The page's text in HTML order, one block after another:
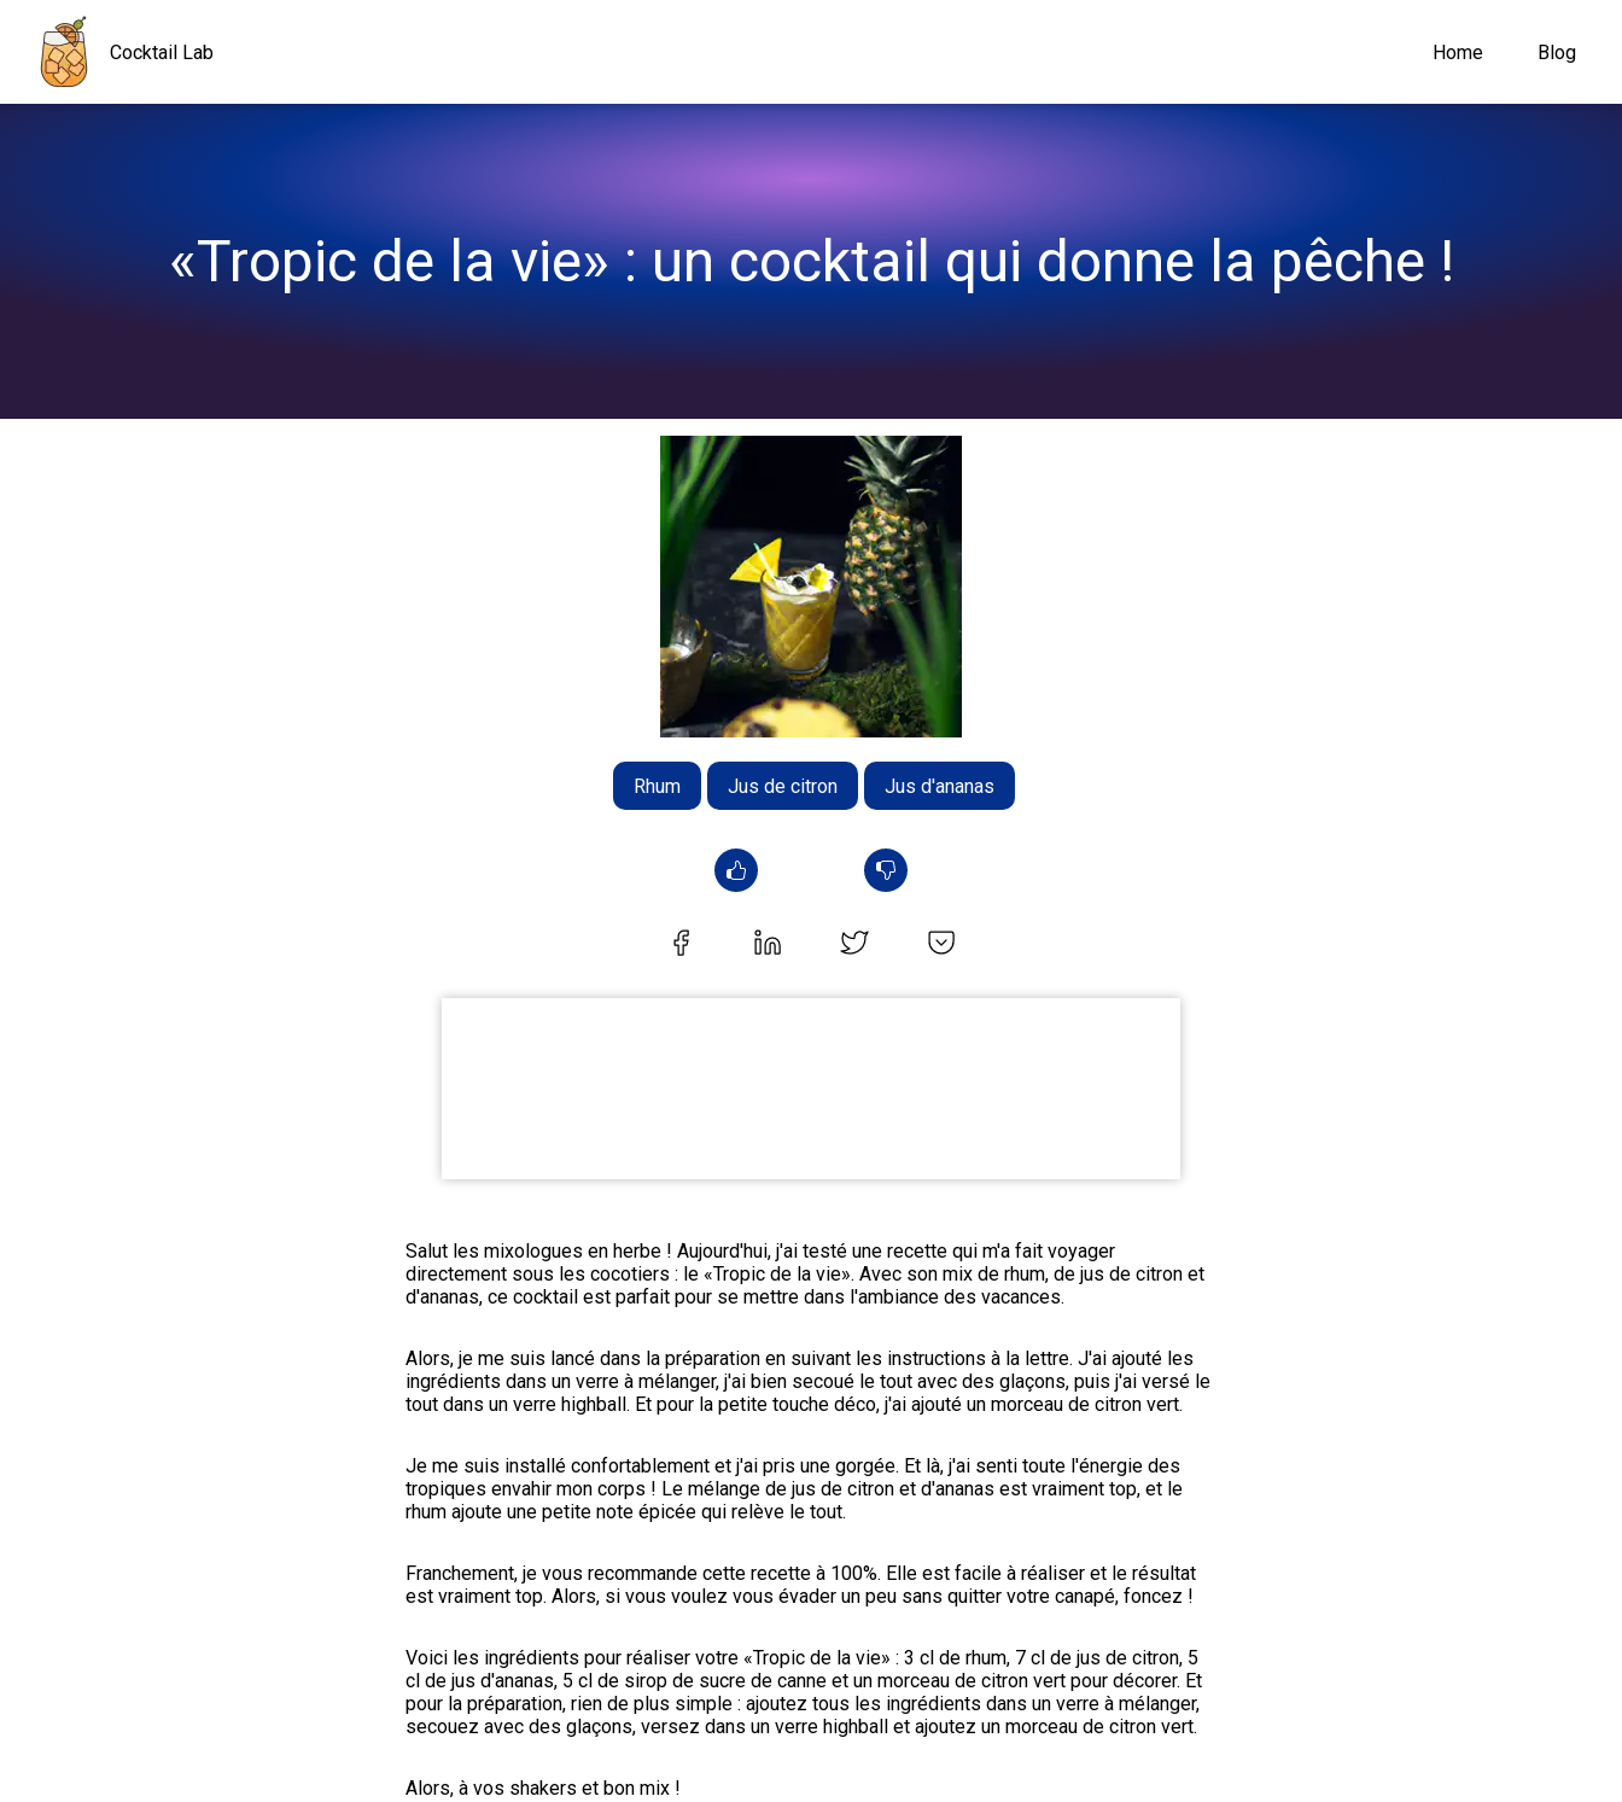
Cocktail Lab Home Blog
«Tropic de la vie» : un cocktail qui donne la pêche !
Rhum Jus de citron Jus d'ananas
Salut les mixologues en herbe ! Aujourd'hui, j'ai testé une recette qui m'a fait voyager
directement sous les cocotiers : le «Tropic de la vie». Avec son mix de rhum, de jus de citron et
d'ananas, ce cocktail est parfait pour se mettre dans l'ambiance des vacances.
Alors, je me suis lancé dans la préparation en suivant les instructions à la lettre. J'ai ajouté les
ingrédients dans un verre à mélanger, j'ai bien secoué le tout avec des glaçons, puis j'ai versé le
tout dans un verre highball. Et pour la petite touche déco, j'ai ajouté un morceau de citron vert.
Je me suis installé confortablement et j'ai pris une gorgée. Et là, j'ai senti toute l'énergie des
tropiques envahir mon corps ! Le mélange de jus de citron et d'ananas est vraiment top, et le
rhum ajoute une petite note épicée qui relève le tout.
Franchement, je vous recommande cette recette à 100%. Elle est facile à réaliser et le résultat
est vraiment top. Alors, si vous voulez vous évader un peu sans quitter votre canapé, foncez !
Voici les ingrédients pour réaliser votre «Tropic de la vie» : 3 cl de rhum, 7 cl de jus de citron, 5
cl de jus d'ananas, 5 cl de sirop de sucre de canne et un morceau de citron vert pour décorer. Et
pour la préparation, rien de plus simple : ajoutez tous les ingrédients dans un verre à mélanger,
secouez avec des glaçons, versez dans un verre highball et ajoutez un morceau de citron vert.
Alors, à vos shakers et bon mix !
Navigated to «Tropic de la vie» : un cocktail qui donne la pêche !